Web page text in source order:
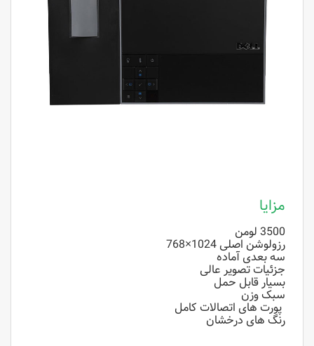
مزایا
3500 لومن
رزولوشن اصلی 1024×768
سه بعدی آماده
جزئیات تصویر عالی
بسیار قابل حمل
سبک وزن
پورت های اتصالات کامل
رنگ های درخشان